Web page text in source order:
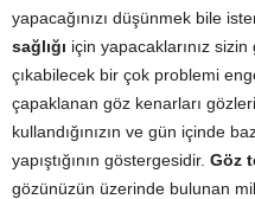
yapacağınızı düşünmek bile
sağlığı için yapacaklarınız
çıkabilecek bir çok problemi
çapaklanan göz kenarları
kullandığınızın ve gün içinde
yapıştığının göstergesidir. Göz
gözünüzün üzerinde bulunan